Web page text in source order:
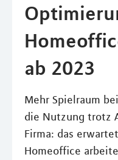
ab 2023
Mehr Spielraum
die Nutzung trotz
Firma: das
Homeoffice